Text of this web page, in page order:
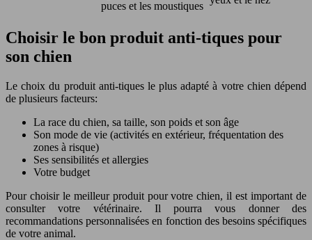
puces et les moustiques
Choisir le bon produit anti-tiques pour
son chien
Le choix du produit anti-tiques le plus adapté à votre chien dépend
de plusieurs facteurs:
La race du chien, sa taille, son poids et son âge
Son mode de vie (activités en extérieur, fréquentation des
zones à risque)
Ses sensibilités et allergies
Votre budget
Pour choisir le meilleur produit pour votre chien, il est important de
consulter votre vétérinaire. Il pourra vous donner des
recommandations personnalisées en fonction des besoins spécifiques
de votre animal.